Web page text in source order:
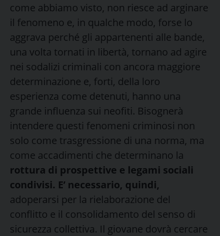
come abbiamo visto, non riesce ad arginare
il fenomeno e, in qualche modo, forse lo
aggrava perché gli appartenenti alle bande,
una volta tornati in libertà, tornano ad agire
nei sodalizi criminali con ancora maggiore
determinazione e, forti, della loro
esperienza come detenuti, hanno una
grande influenza sui neofiti. Bisognerà
intendere questi fenomeni criminosi non
solo come trasgressione di una norma, ma
come accadimenti che determinano la
rottura di prospettive e legami sociali
condivisi. E’ necessario, quindi,
adoperarsi per la rielaborazione del
conflitto e il consolidamento del senso di
sicurezza collettiva. Il giovane dovrà cercare